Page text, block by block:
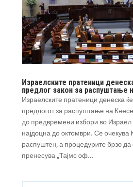
Израелските пратеници
предлог закон за распуштање
Израелските пратеници денеска ќе
предлогот за распуштање на
до предвремени избори во
најдоцна до октомври. Се очекува
распуштен, а процедурите брзо да
пренесува „Тајмс оф...